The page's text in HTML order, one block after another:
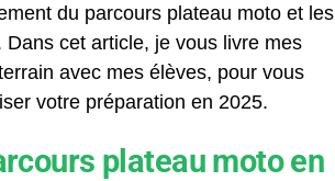
du parcours plateau moto et les
cet article, je vous livre mes
avec mes élèves, pour vous
votre préparation en 2025.
plateau moto en